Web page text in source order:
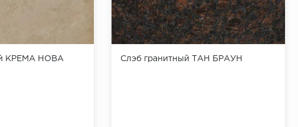
КРЕМА НОВА Слэб гранитный ТАН БРАУН